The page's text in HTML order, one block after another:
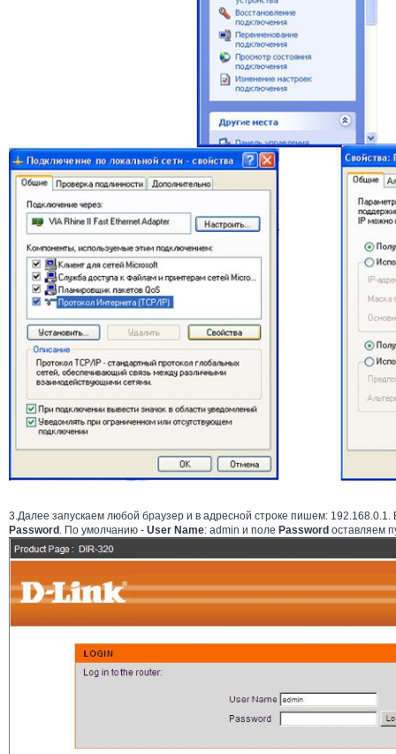
3.Далее запускаем любой браузер и в адресной строке пишем:
Password . По умолчанию - User Name: admin и поле Password оставляем